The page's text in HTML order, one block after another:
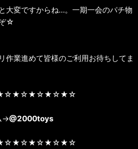
大変ですからね…。一期一会のパチ物
☆
作業進めて皆様のご利用お待ちしてま
→@2000toys